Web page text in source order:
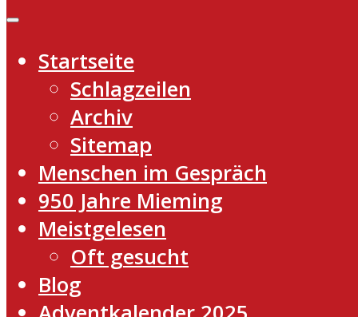
Startseite
Schlagzeilen
Archiv
Sitemap
Menschen im Gespräch
950 Jahre Mieming
Meistgelesen
Oft gesucht
Blog